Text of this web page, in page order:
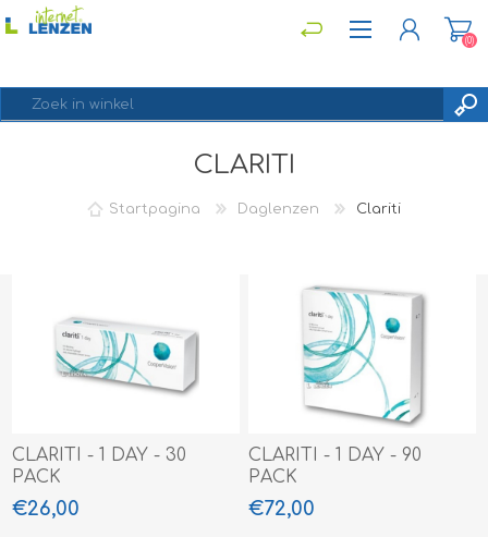
INLOGGEN
(0)
CLARITI
Startpagina Daglenzen Clariti
CLARITI - 1 DAY - 30
PACK
€26,00
CLARITI - 1 DAY - 90
PACK
€72,00